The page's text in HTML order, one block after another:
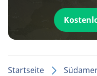
Startseite